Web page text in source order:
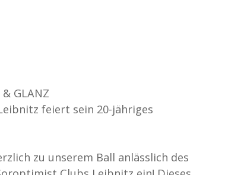
GLANZ
feiert sein 20-jähriges
zu unserem Ball anlässlich des